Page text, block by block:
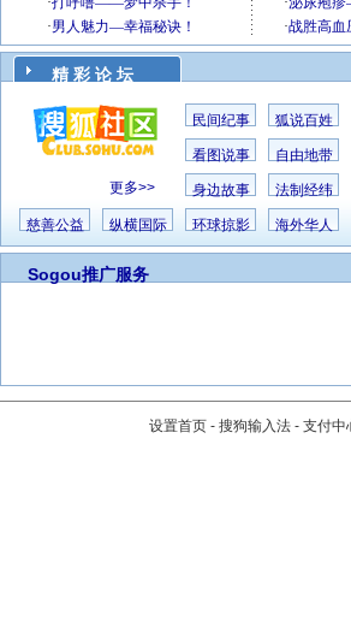
精 彩 论 坛
更多>>
民间纪事 狐说百姓
看图说事 自由地带
身边故事 法制经纬
慈善公益 纵横国际 环球掠影 海外华人
Sogou推广服务
设置首页 - 搜狗输入法 - 支付中